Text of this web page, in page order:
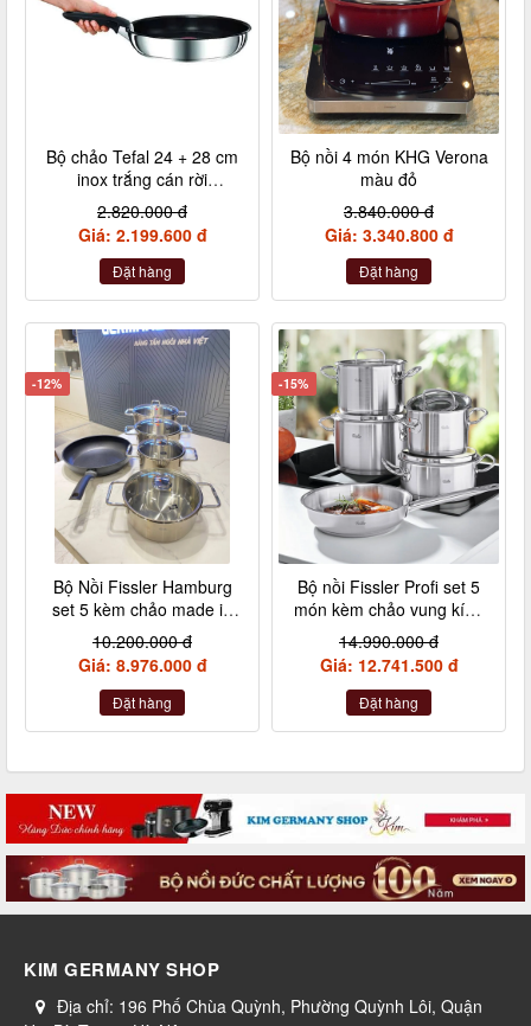
Bộ chảo Tefal 24 + 28 cm
inox trắng cán rời
L9409202
2.820.000 đ
Giá: 2.199.600 đ
Đặt hàng
Bộ nồi 4 món KHG Verona
màu đỏ
3.840.000 đ
Giá: 3.340.800 đ
Đặt hàng
-12%
Bộ Nồi Fissler Hamburg
set 5 kèm chảo made in
Germany nội địa Đức
10.200.000 đ
Giá: 8.976.000 đ
Đặt hàng
-15%
Bộ nồi Fissler Profi set 5
món kèm chảo vung kính
made in Germany
14.990.000 đ
Giá: 12.741.500 đ
Đặt hàng
KIM GERMANY SHOP
Địa chỉ: 196 Phố Chùa Quỳnh, Phường Quỳnh Lôi, Quận